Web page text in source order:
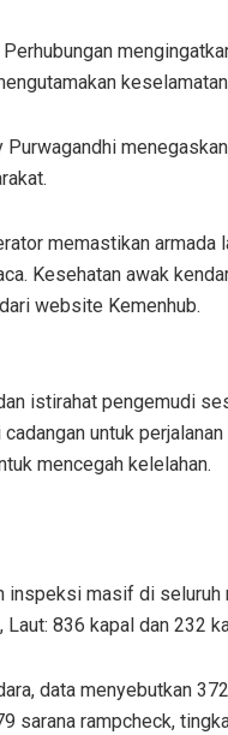
Purwagandhi
memastikan
Kesehatan awak
website Kemenhub.
istirahat pengemudi
untuk
mencegah kelelahan.
inspeksi masif di
Laut: 836 kapal dan 232
data menyebutkan
sarana rampcheck,